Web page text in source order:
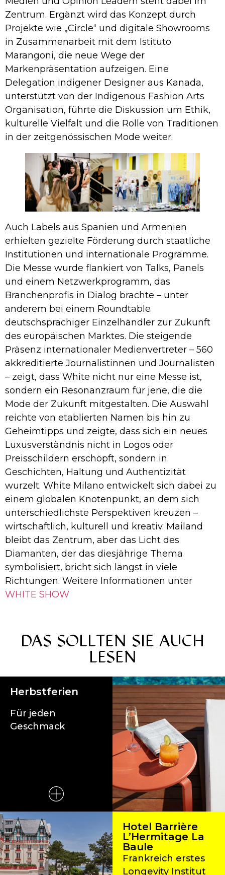
Zentrum. Ergänzt wird das Konzept durch
Projekte wie „Circle“ und digitale Showrooms
in Zusammenarbeit mit dem Istituto
Marangoni, die neue Wege der
Markenpräsentation aufzeigen. Eine
Delegation indigener Designer aus Kanada,
unterstützt von der Indigenous Fashion Arts
Organisation, führte die Diskussion um Ethik,
kulturelle Vielfalt und die Rolle von Traditionen
in der zeitgenössischen Mode weiter.
Auch Labels aus Spanien und Armenien
erhielten gezielte Förderung durch staatliche
Institutionen und internationale Programme.
Die Messe wurde flankiert von Talks, Panels
und einem Netzwerkprogramm, das
Branchenprofis in Dialog brachte – unter
anderem bei einem Roundtable
deutschsprachiger Einzelhändler zur Zukunft
des europäischen Marktes. Die steigende
Präsenz internationaler Medienvertreter – 560
akkreditierte Journalistinnen und Journalisten
– zeigt, dass White nicht nur eine Messe ist,
sondern ein Resonanzraum für jene, die die
Mode der Zukunft mitgestalten. Die Auswahl
reichte von etablierten Namen bis hin zu
Geheimtipps und zeigte, dass sich ein neues
Luxusverständnis nicht in Logos oder
Preisschildern erschöpft, sondern in
Geschichten, Haltung und Authentizität
wurzelt. White Milano entwickelt sich dabei zu
einem globalen Knotenpunkt, an dem sich
unterschiedlichste Perspektiven kreuzen –
wirtschaftlich, kulturell und kreativ. Mailand
bleibt das Zentrum, aber das Licht des
Diamanten, der das diesjährige Thema
symbolisiert, bricht sich längst in viele
Richtungen. Weitere Informationen unter
WHITE SHOW
DAS SOLLTEN SIE AUCH
LESEN
Herbstferien
Für jeden
Geschmack
Hotel Barrière
L’Hermitage La
Baule
Frankreich erstes
Longevity Institut